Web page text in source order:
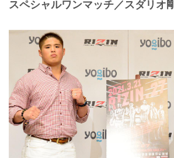
スペシャルワンマッチ／スダリオ